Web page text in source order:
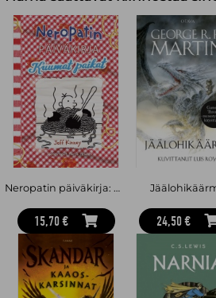
Neropatin päiväkirja: Kuumat paikat : Neropatin päiväkirja 19
15,70 € 24,50 €